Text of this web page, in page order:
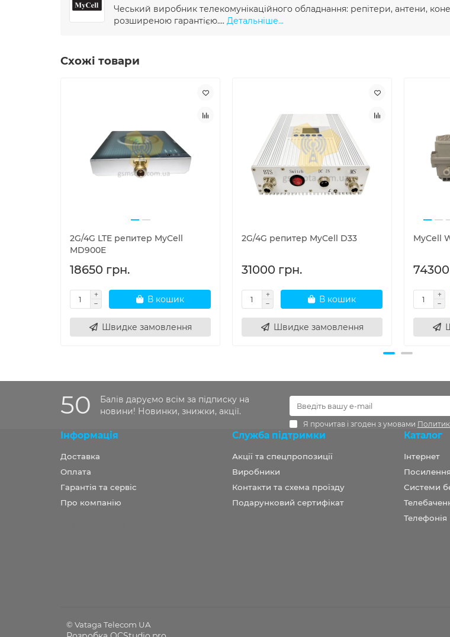
Чеський виробник телекомунікаційного обладнання: репітери, антени,
розширеною гарантією.... Детальніше...
Схожі товари
2G/4G LTE репитер MyCell
MD900E
18650 грн.
В кошик
Швидке замовлення
2G/4G репитер MyCell D33
31000 грн.
В кошик
Швидке замовлення
MyCell
50
Балів даруємо всім за підписку на
новини! Новинки, знижки, акції.
Я прочитав і згоден з умовами
Інформація
Доставка
Оплата
Гарантія та сервіс
Про компанію
Служба підтримки
Акції та спецпропозиції
Виробники
Контакти та схема проїзду
Подарунковий сертифікат
Каталог
Інтернет
Системи
Телефонія
© Vataga Telecom UA